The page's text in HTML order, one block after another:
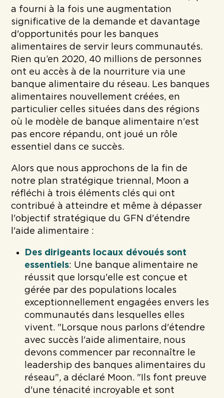
a fourni à la fois une augmentation
significative de la demande et davantage
d'opportunités pour les banques
alimentaires de servir leurs communautés.
Rien qu’en 2020, 40 millions de personnes
ont eu accès à de la nourriture via une
banque alimentaire du réseau. Les banques
alimentaires nouvellement créées, en
particulier celles situées dans des régions
où le modèle de banque alimentaire n'est
pas encore répandu, ont joué un rôle
essentiel dans ce succès.
Alors que nous approchons de la fin de
notre plan stratégique triennal, Moon a
réfléchi à trois éléments clés qui ont
contribué à atteindre et même à dépasser
l'objectif stratégique du GFN d'étendre
l'aide alimentaire :
Des dirigeants locaux dévoués sont
essentiels: Une banque alimentaire ne
réussit que lorsqu'elle est conçue et
gérée par des populations locales
exceptionnellement engagées envers les
communautés dans lesquelles elles
vivent. "Lorsque nous parlons d'étendre
avec succès l'aide alimentaire, nous
devons commencer par reconnaître le
leadership des banques alimentaires du
réseau", a déclaré Moon. "Ils font preuve
d'une ténacité incroyable et sont